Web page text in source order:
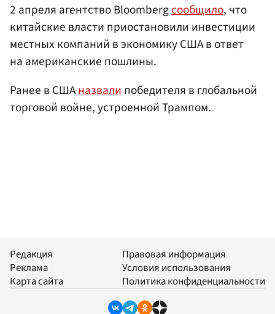
2 апреля агентство Bloombergсообщило, что
китайские власти приостановили инвестиции
местных компаний в экономику США в ответ
на американские пошлины.
Ранее в СШАназвалипобедителя в глобальной
торговой войне, устроенной Трампом.
Редакция
Реклама
Карта сайта
Правовая информация
Условия использования
Политика конфиденциальности